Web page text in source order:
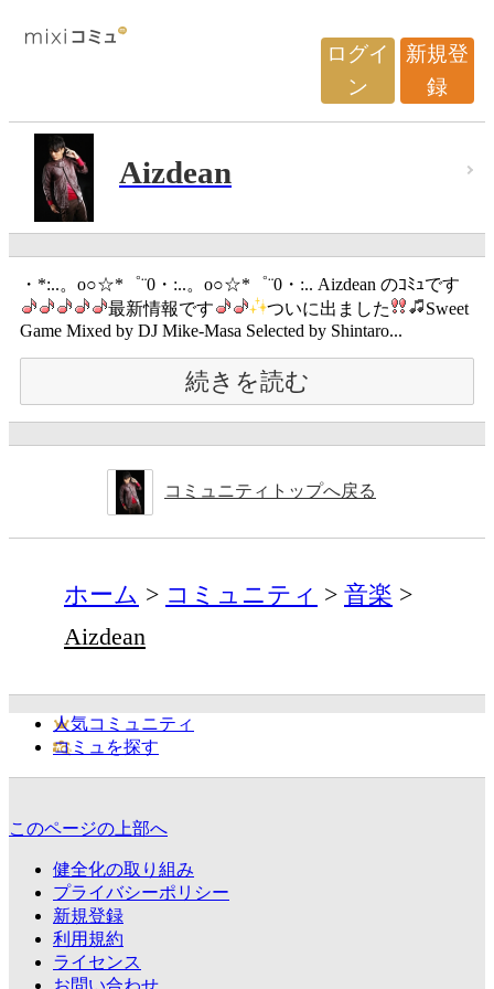
ログイ
ン
新規登
録
Aizdean
・*:..。o○☆*゜¨0・:..。o○☆*゜¨0・:.. Aizdean のｺﾐｭです
最新情報です
ついに出ました
Sweet
Game Mixed by DJ Mike-Masa Selected by Shintaro...
続きを読む
コミュニティトップへ戻る
ホーム コミュニティ
音楽
Aizdean
人気コミュニティ
コミュを探す
このページの上部へ
健全化の取り組み
プライバシーポリシー
新規登録
利用規約
ライセンス
お問い合わせ